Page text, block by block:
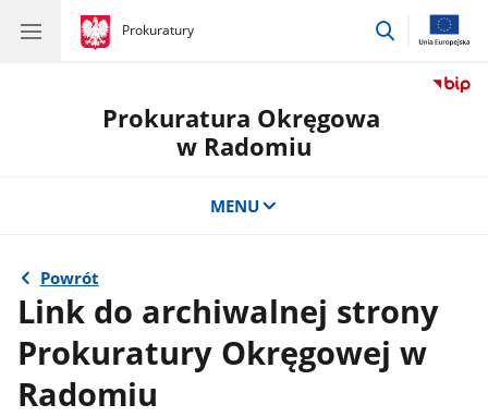
gov.pl
Prokuratury
gov.pl
Prokuratury
przejdź
Prokuratura Okręgowa
w Radomiu
MENU
Powrót
Link do archiwalnej strony
Prokuratury Okręgowej w
Radomiu